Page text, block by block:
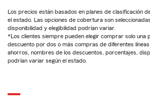
Los precios están basados en planes de clasificación
el estado. Las opciones de cobertura son
disponibilidad y elegibilidad podrían variar.
*Los clientes siempre pueden elegir comprar solo una
descuento por dos o más compras de diferentes
ahorros, nombres de los descuentos, porcentajes,
podrían variar según el estado.